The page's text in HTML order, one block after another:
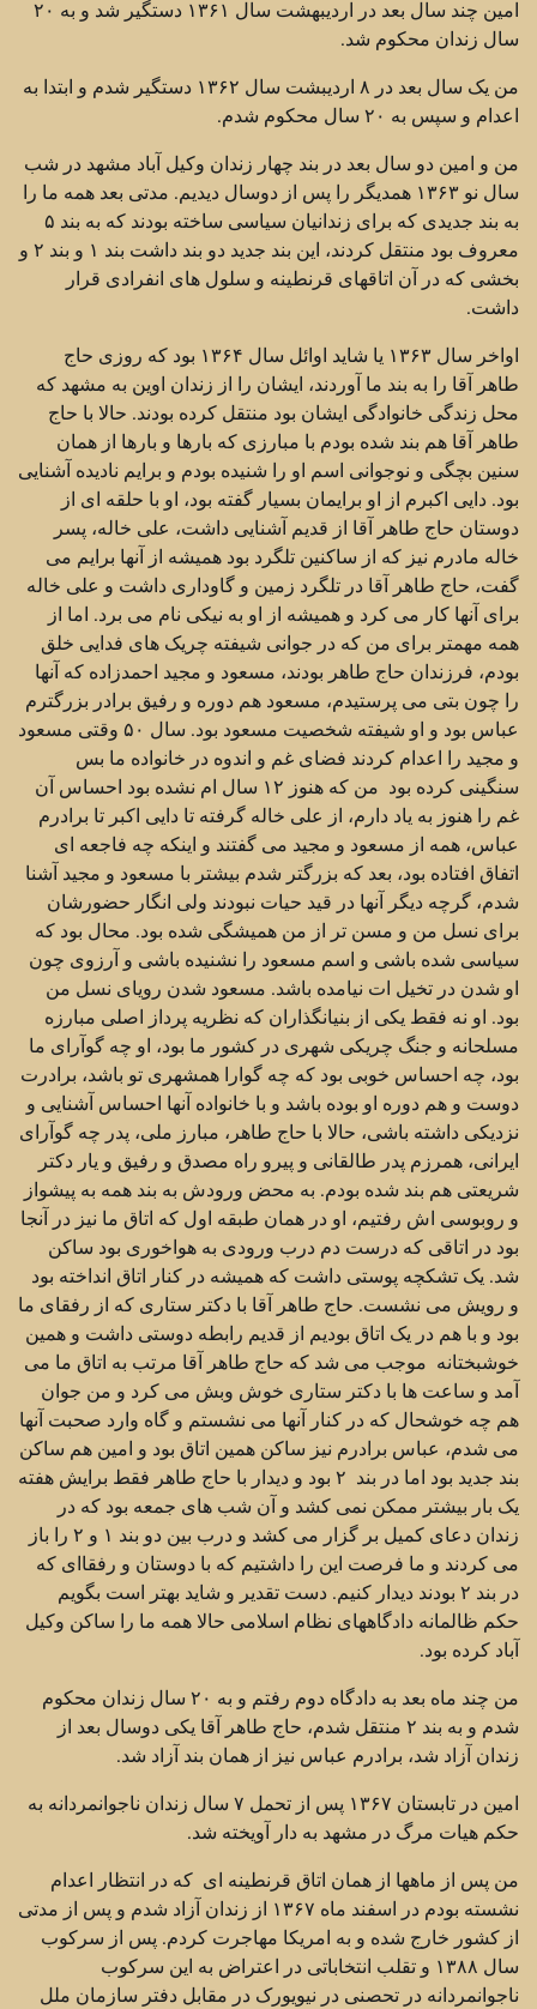
امین چند سال بعد در اردیبهشت سال ۱۳۶۱ دستگیر شد و به ۲۰
سال زندان محکوم شد.
من یک سال بعد در ۸ اردیبشت سال ۱۳۶۲ دستگیر شدم و ابتدا به
اعدام و سپس به ۲۰ سال محکوم شدم.
من و امین دو سال بعد در بند چهار زندان وکیل آباد مشهد در شب
سال نو ۱۳۶۳ همدیگر را پس از دوسال دیدیم. مدتی بعد همه ما را
به بند جدیدی که برای زندانیان سیاسی ساخته بودند که به بند ۵
معروف بود منتقل کردند، این بند جدید دو بند داشت بند ۱ و بند ۲ و
بخشی که در آن اتاقهای قرنطینه و سلول های انفرادی قرار
داشت.
اواخر سال ۱۳۶۳ یا شاید اوائل سال ۱۳۶۴ بود که روزی حاج
طاهر آقا را به بند ما آوردند، ایشان را از زندان اوین به مشهد که
محل زندگی خانوادگی ایشان بود منتقل کرده بودند. حالا با حاج
طاهر آقا هم بند شده بودم با مبارزی که بارها و بارها از همان
سنین بچگی و نوجوانی اسم او را شنیده بودم و برایم نادیده آشنایی
بود. دایی اکبرم از او برایمان بسیار گفته بود، او با حلقه ای از
دوستان حاج طاهر آقا از قدیم آشنایی داشت، علی خاله، پسر
خاله مادرم نیز که از ساکنین تلگرد بود همیشه از آنها برایم می
گفت، حاج طاهر آقا در تلگرد زمین و گاوداری داشت و علی خاله
برای آنها کار می کرد و همیشه از او به نیکی نام می برد. اما از
همه مهمتر برای من که در جوانی شیفته چریک های فدایی خلق
بودم، فرزندان حاج طاهر بودند، مسعود و مجید احمدزاده که آنها
را چون بتی می پرستیدم، مسعود هم دوره و رفیق برادر بزرگترم
عباس بود و او شیفته شخصیت مسعود بود. سال ۵۰ وقتی مسعود
و مجید را اعدام کردند فضای غم و اندوه در خانواده ما بس
سنگینی کرده بود من که هنوز ۱۲ سال ام نشده بود احساس آن
غم را هنوز به یاد دارم، از علی خاله گرفته تا دایی اکبر تا برادرم
عباس، همه از مسعود و مجید می گفتند و اینکه چه فاجعه ای
اتفاق افتاده بود، بعد که بزرگتر شدم بیشتر با مسعود و مجید آشنا
شدم، گرچه دیگر آنها در قید حیات نبودند ولی انگار حضورشان
برای نسل من و مسن تر از من همیشگی شده بود. محال بود که
سیاسی شده باشی و اسم مسعود را نشنیده باشی و آرزوی چون
او شدن در تخیل ات نیامده باشد. مسعود شدن رویای نسل من
بود. او نه فقط یکی از بنیانگذاران که نظریه پرداز اصلی مبارزه
مسلحانه و جنگ چریکی شهری در کشور ما بود، او چه گوآرای ما
بود، چه احساس خوبی بود که چه گوارا همشهری تو باشد، برادرت
دوست و هم دوره او بوده باشد و با خانواده آنها احساس آشنایی و
نزدیکی داشته باشی، حالا با حاج طاهر، مبارز ملی، پدر چه گوآرای
ایرانی، همرزم پدر طالقانی و پیرو راه مصدق و رفیق و یار دکتر
شریعتی هم بند شده بودم. به محض ورودش به بند همه به پیشواز
و روبوسی اش رفتیم، او در همان طبقه اول که اتاق ما نیز در آنجا
بود در اتاقی که درست دم درب ورودی به هواخوری بود ساکن
شد. یک تشکچه پوستی داشت که همیشه در کنار اتاق انداخته بود
و رویش می نشست. حاج طاهر آقا با دکتر ستاری که از رفقای ما
بود و با هم در یک اتاق بودیم از قدیم رابطه دوستی داشت و همین
خوشبختانه موجب می شد که حاج طاهر آقا مرتب به اتاق ما می
آمد و ساعت ها با دکتر ستاری خوش وبش می کرد و من جوان
هم چه خوشحال که در کنار آنها می نشستم و گاه وارد صحبت آنها
می شدم، عباس برادرم نیز ساکن همین اتاق بود و امین هم ساکن
بند جدید بود اما در بند ۲ بود و دیدار با حاج طاهر فقط برایش هفته
یک بار بیشتر ممکن نمی کشد و آن شب های جمعه بود که در
زندان دعای کمیل بر گزار می کشد و درب بین دو بند ۱ و ۲ را باز
می کردند و ما فرصت این را داشتیم که با دوستان و رفقاای که
در بند ۲ بودند دیدار کنیم. دست تقدیر و شاید بهتر است بگویم
حکم ظالمانه دادگاههای نظام اسلامی حالا همه ما را ساکن وکیل
آباد کرده بود.
من چند ماه بعد به دادگاه دوم رفتم و به ۲۰ سال زندان محکوم
شدم و به بند ۲ منتقل شدم، حاج طاهر آقا یکی دوسال بعد از
زندان آزاد شد، برادرم عباس نیز از همان بند آزاد شد.
امین در تابستان ۱۳۶۷ پس از تحمل ۷ سال زندان ناجوانمردانه به
حکم هیات مرگ در مشهد به دار آویخته شد.
من پس از ماهها از همان اتاق قرنطینه ای که در انتظار اعدام
نشسته بودم در اسفند ماه ۱۳۶۷ از زندان آزاد شدم و پس از مدتی
از کشور خارج شده و به امریکا مهاجرت کردم. پس از سرکوب
سال ۱۳۸۸ و تقلب انتخاباتی در اعتراض به این سرکوب
ناجوانمردانه در تحصنی در نیویورک در مقابل دفتر سازمان ملل